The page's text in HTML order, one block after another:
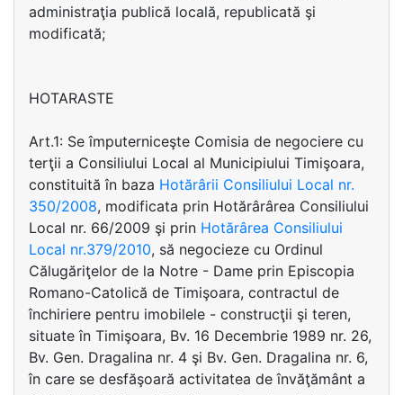
administraţia publică locală, republicată şi
modificată;
HOTARASTE
Art.1: Se împuterniceşte Comisia de negociere cu
terţii a Consiliului Local al Municipiului Timişoara,
constituită în baza Hotărârii Consiliului Local nr.
350/2008, modificata prin Hotărârârea Consiliului
Local nr. 66/2009 şi prin Hotărârea Consiliului
Local nr.379/2010, să negocieze cu Ordinul
Călugăriţelor de la Notre - Dame prin Episcopia
Romano-Catolică de Timişoara, contractul de
închiriere pentru imobilele - construcţii şi teren,
situate în Timişoara, Bv. 16 Decembrie 1989 nr. 26,
Bv. Gen. Dragalina nr. 4 şi Bv. Gen. Dragalina nr. 6,
în care se desfăşoară activitatea de învăţământ a